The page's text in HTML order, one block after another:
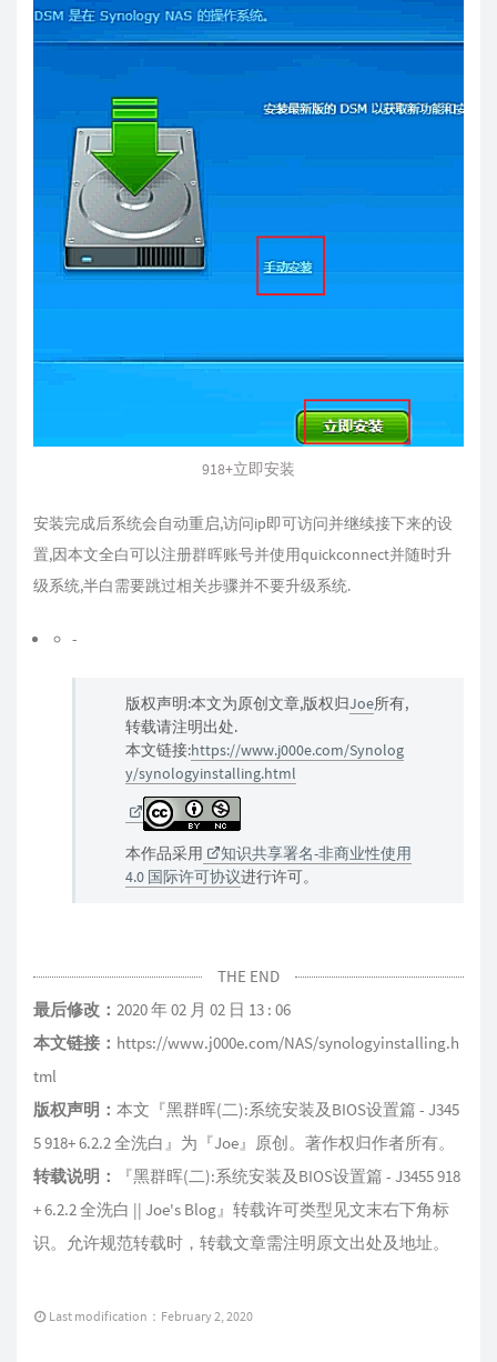
918+立即安装
安装完成后系统会自动重启,访问ip即可访问并继续接下来的设
置,因本文全白可以注册群晖账号并使用quickconnect并随时升
级系统,半白需要跳过相关步骤并不要升级系统.
-
版权声明:本文为原创文章,版权归Joe所有,
转载请注明出处.
本文链接:https://www.j000e.com/Synolog
y/synologyinstalling.html
本作品采用
知识共享署名-非商业性使用
4.0 国际许可协议进行许可。
THE END
最后修改： 2020 年 02 月 02 日 13 : 06
本文链接： https://www.j000e.com/NAS/synologyinstalling.h
tml
版权声明： 本文『黑群晖(二):系统安装及BIOS设置篇 - J345
5 918+ 6.2.2 全洗白 』为『Joe』原创。著作权归作者所有。
转载说明：
『黑群晖(二):系统安装及BIOS设置篇 - J3455 918
+ 6.2.2 全洗白 || Joe's Blog』转载许可类型见文末右下角标
识。允许规范转载时，转载文章需注明原文出处及地址。
Last modification：February 2, 2020